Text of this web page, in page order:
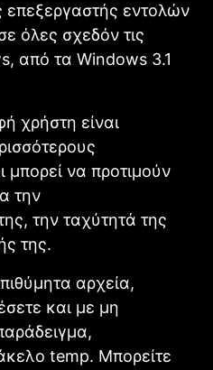
εντολών
όλες σχεδόν τις
από τα Windows 3.1
χρήστη είναι
μπορεί να προτιμούν
την
την ταχύτητά της
της.
αρχεία,
και με μη
temp. Μπορείτε